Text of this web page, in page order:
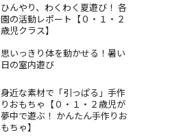
ひんやり、わくわく夏遊び！ 各
園の活動レポート【０・１・２
歳児クラス】
思いっきり体を動かせる！暑い
日の室内遊び
身近な素材で「引っぱる」手作
りおもちゃ【０・１・２歳児が
夢中で遊ぶ！ かんたん手作りお
もちゃ】